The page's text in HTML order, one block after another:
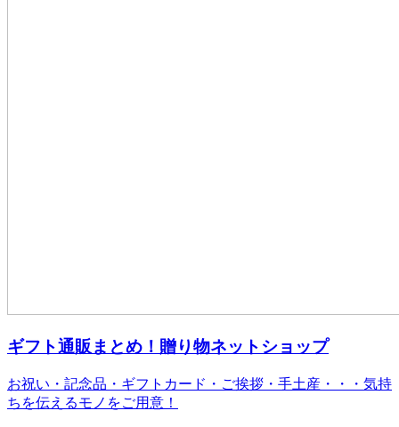
ギフト通販まとめ！贈り物ネットショップ
お祝い・記念品・ギフトカード・ご挨拶・手土産・・・気持
ちを伝えるモノをご用意！